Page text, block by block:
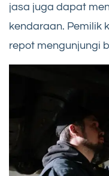
jasa juga dapat
kendaraan. Pemilik
repot mengunjungi